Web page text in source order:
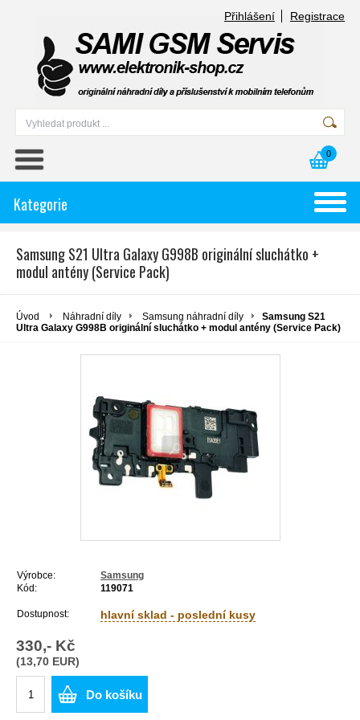
Přihlášení Registrace
0
Kategorie
Samsung S21 Ultra Galaxy G998B originální sluchátko +
modul antény (Service Pack)
Úvod Náhradní díly Samsung náhradní díly
Samsung S21
Ultra Galaxy G998B originální sluchátko + modul antény (Service Pack)
Výrobce:
Samsung
Kód:
119071
Dostupnost: hlavní sklad - poslední kusy
330,- Kč
(13,70 EUR)
Do košíku